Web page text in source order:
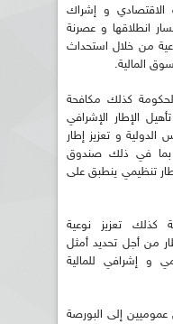
و إشراك
انطلاقها و عصرنة
من خلال استحداث
المالية.
كذلك مكافحة
الإطار الإشرافي
الدولية و تعزيز إطار
بما في ذلك صندوق
تنظيمي ينطبق على
تعزيز نوعية
من أجل تحديد أمثل
و إشرافي للمالية
عموميين إلى البورصة